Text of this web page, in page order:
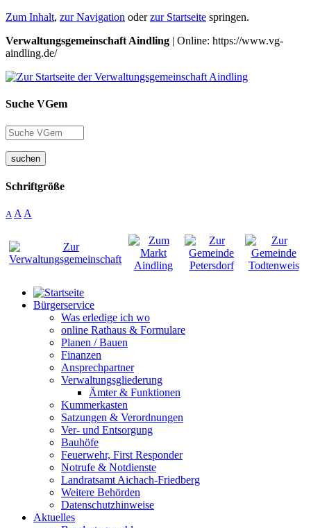
Zum Inhalt, zur Navigation oderzur Startseite springen.
Verwaltungsgemeinschaft Aindling | Online: https://www.vg-
aindling.de/
Suche VGem
suchen
Schriftgröße
A A A
Bürgerservice
Was erledige ich wo
online Rathaus & Formulare
Planen / Bauen
Finanzen
Ansprechpartner
Verwaltungsgliederung
Ämter & Funktionen
Kummerkasten
Satzungen & Verordnungen
Ver- und Entsorgung
Bauhöfe
Feuerwehr, First Responder
Notrufe & Notdienste
Landratsamt Aichach-Friedberg
Weitere Behörden
Datenschutzhinweise
Aktuelles